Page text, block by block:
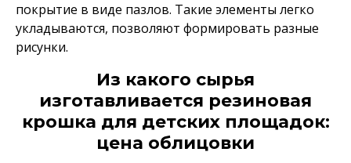
покрытие в виде пазлов. Такие элементы легко
укладываются, позволяют формировать разные
рисунки.
Из какого сырья
изготавливается резиновая
крошка для детских площадок:
цена облицовки